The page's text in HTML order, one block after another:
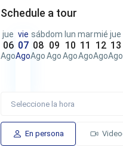
Schedule a tour
jue
06
Ago
vie
07
Ago
sáb
08
Ago
dom
09
Ago
lun
10
Ago
mar
11
Ago
mié
12
Ago
jue
13
Ago
En persona